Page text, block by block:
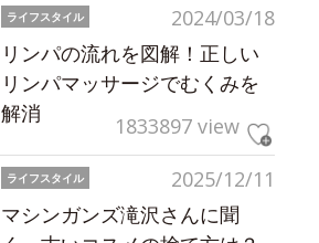
2024/03/18
ライフスタイル
リンパの流れを図解！正しい
リンパマッサージでむくみを
解消
1833897 view
2025/12/11
ライフスタイル
マシンガンズ滝沢さんに聞